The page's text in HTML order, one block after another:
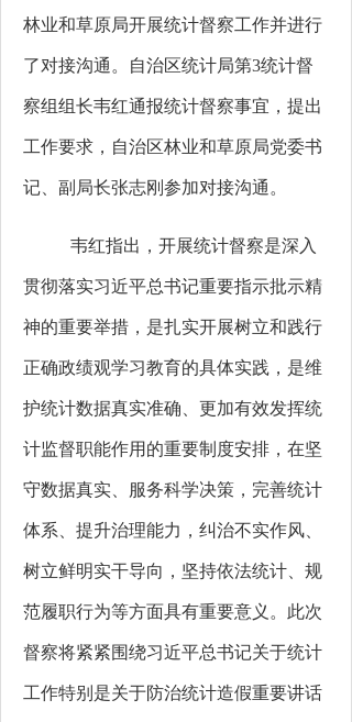
林业和草原局开展统计督察工作并进行
了对接沟通。自治区统计局第3统计督
察组组长韦红通报统计督察事宜，提出
工作要求， 自治区林业和草原局党委书
记、副局长张志刚 参加对接沟通。
韦红指出，开展统计督察是深入
贯彻落实习近平总书记重要指示批示精
神的重要举措，是扎实开展树立和践行
正确政绩观学习教育的具体实践，是维
护统计数据真实准确、更加有效发挥统
计监督职能作用的重要制度安排，在坚
守数据真实、服务科学决策，完善统计
体系、提升治理能力，纠治不实作风、
树立鲜明实干导向，坚持依法统计、规
范履职行为等方面具有重要意义。此次
督察将紧紧围绕习近平总书记关于统计
工作特别是关于防治统计造假重要讲话